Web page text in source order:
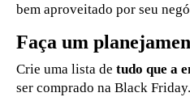
bem aproveitado por seu
Faça um
Crie uma lista de tudo que a
ser comprado na Black